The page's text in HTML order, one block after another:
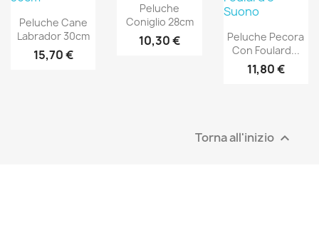
Peluche Cane
Labrador 30cm
15,70 €
Peluche
Coniglio 28cm
10,30 €
Peluche Pecora
Con Foulard...
11,80 €
Torna all'inizio 